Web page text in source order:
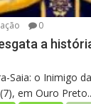
0
a
Saia: o Inimigo
em Ouro